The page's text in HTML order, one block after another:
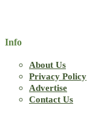
Info
About Us
Privacy Policy
Advertise
Contact Us